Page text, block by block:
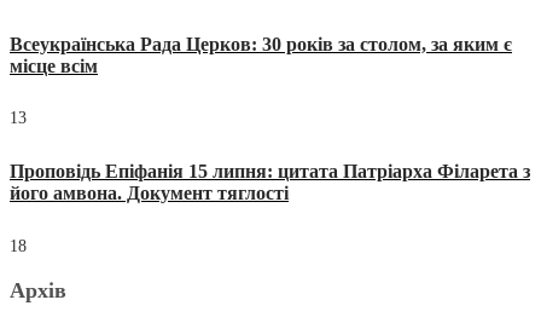
Всеукраїнська Рада Церков: 30 років за столом, за яким є
місце всім
13
Проповідь Епіфанія 15 липня: цитата Патріарха Філарета з
його амвона. Документ тяглості
18
Архів